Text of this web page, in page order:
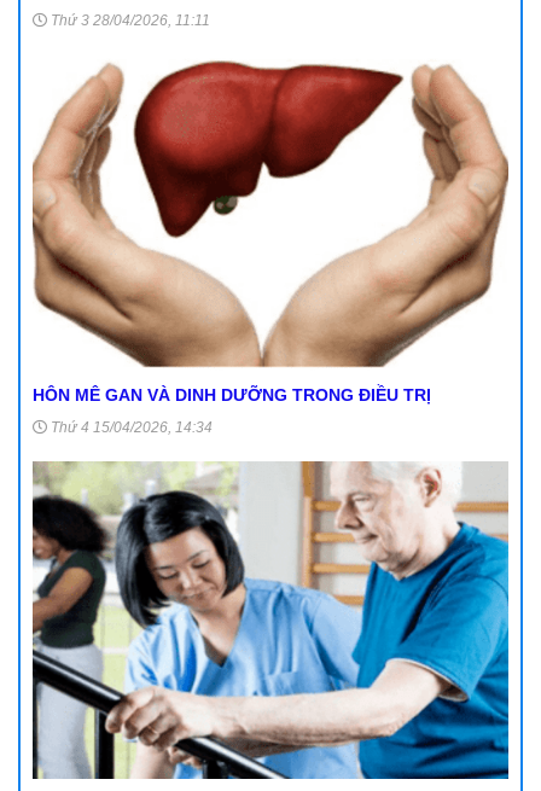
Thứ 3 28/04/2026, 11:11
HÔN MÊ GAN VÀ DINH DƯỠNG TRONG ĐIỀU TRỊ
Thứ 4 15/04/2026, 14:34